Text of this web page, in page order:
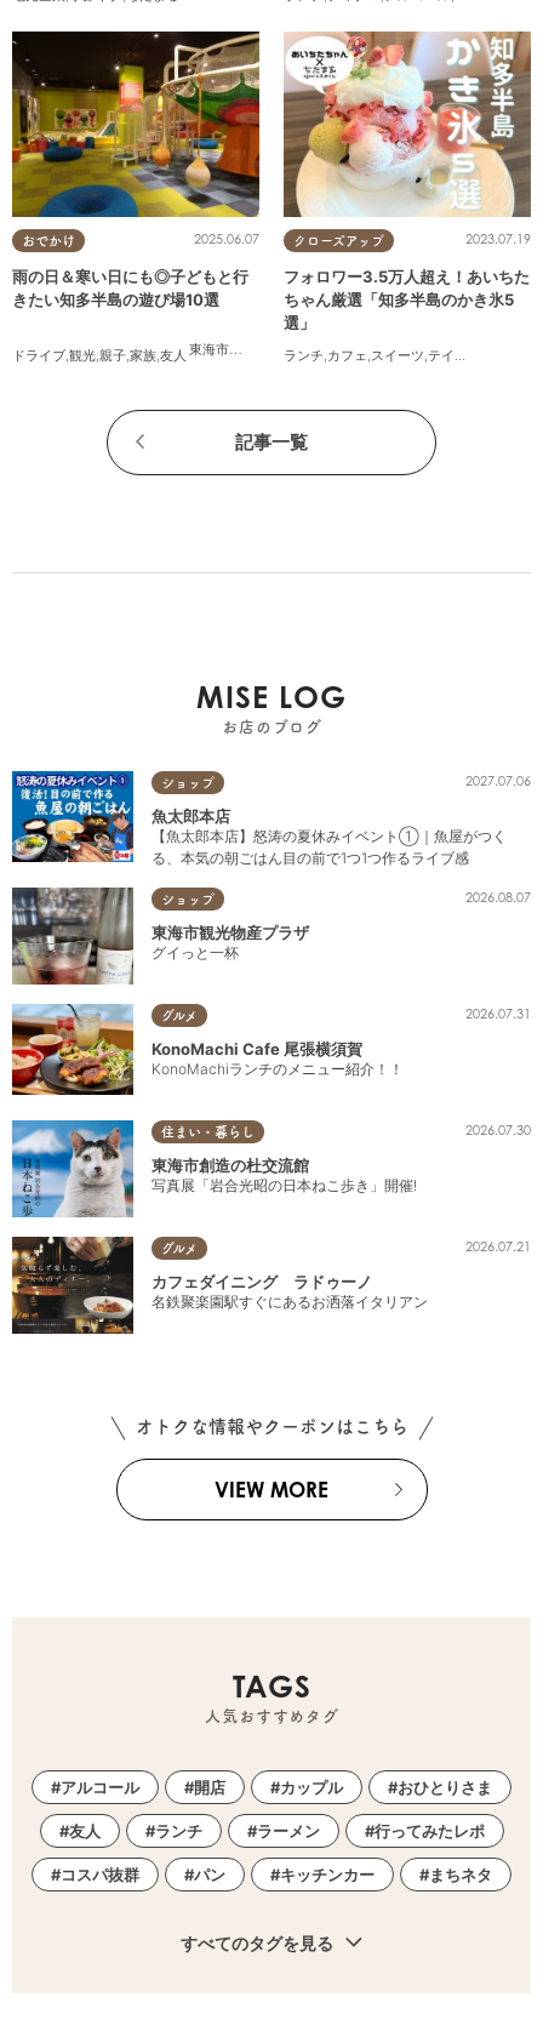
おでかけ
東海市
,大府市 知多市, 東浦町 半田市 常滑市,美浜町
2025.06.07
雨の日＆寒い日にも◎子どもと行
きたい知多半島の遊び場10選
ドライブ,観光,親子,家族,友人
クローズアップ 2023.07.19
フォロワー3.5万人超え！あいちた
ちゃん厳選「知多半島のかき氷5
選」
ランチ,カフェ,スイーツ,テイクアウト
記事一覧
MISE LOG
お店のブログ
ショップ 2027.07.06
魚太郎本店
【魚太郎本店】怒涛の夏休みイベント①｜魚屋がつく
る、本気の朝ごはん目の前で1つ1つ作るライブ感
ショップ 2026.08.07
東海市観光物産プラザ
グイっと一杯
グルメ 2026.07.31
KonoMachi Cafe 尾張横須賀
KonoMachiランチのメニュー紹介！！
住まい・暮らし 2026.07.30
東海市創造の杜交流館
写真展「岩合光昭の日本ねこ歩き」開催!
グルメ 2026.07.21
カフェダイニング ラドゥーノ
名鉄聚楽園駅すぐにあるお洒落イタリアン
オトクな情報やクーポンはこちら
VIEW MORE
TAGS
人気おすすめタグ
アルコール 開店 カップル おひとりさま
友人 ランチ ラーメン 行ってみたレポ
コスパ抜群 パン キッチンカー まちネタ
すべてのタグを見る